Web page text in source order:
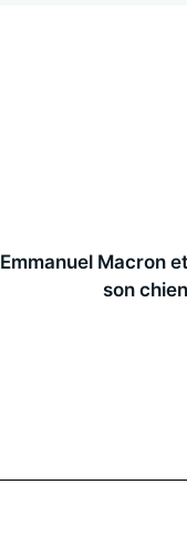
Emmanuel Macron
son